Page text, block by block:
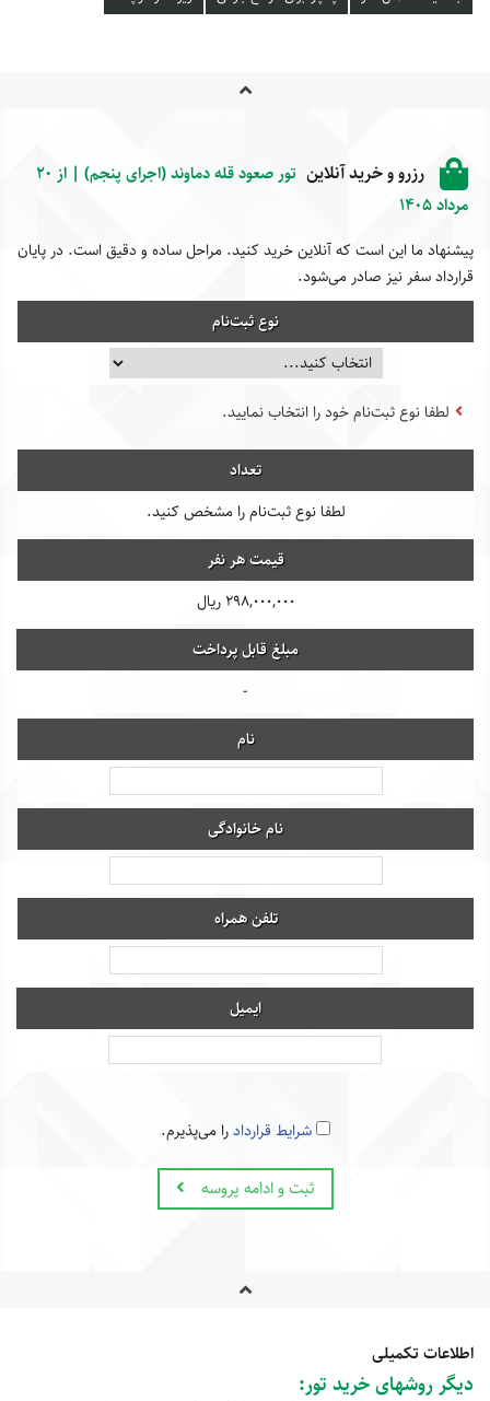
رزرو و خرید آنلاین
تور صعود قله دماوند (اجرای پنجم) | از 20
مرداد 1405
پیشنهاد ما این است که آنلاین خرید کنید. مراحل ساده و دقیق است. در پایان
قرارداد سفر نیز صادر می‌شود.
نوع ثبت‌نام
لطفا نوع ثبت‌نام خود را انتخاب نمایید.
تعداد
لطفا نوع ثبت‌نام را مشخص کنید.
قیمت هر نفر
298,000,000 ریال
مبلغ قابل پرداخت
-
نام
نام خانوادگی
تلفن همراه
ایمیل
شرایط قراردادرا می‌پذیرم.
ثبت و ادامه پروسه
اطلاعات تکمیلی
دیگر روشهای خرید تور: